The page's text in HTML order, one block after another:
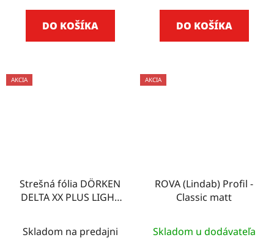
DO KOŠÍKA DO KOŠÍKA
AKCIA
Strešná fólia DÖRKEN
DELTA XX PLUS LIGHT
Skladom na predajni
AKCIA
ROVA (Lindab) Profil -
Classic matt
Skladom u dodávateľa